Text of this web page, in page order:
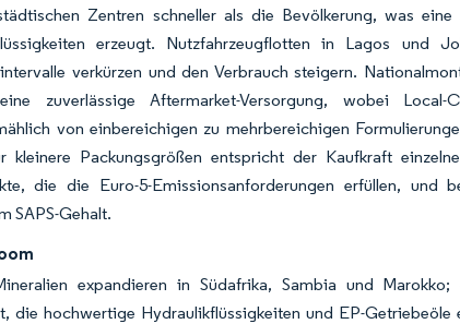
Zentren schneller als die Bevölkerung, was
erzeugt. Nutzfahrzeugflotten in Lagos und
verkürzen und den Verbrauch steigern.
zuverlässige Aftermarket-Versorgung, wobei Local-
von einbereichigen zu mehrbereichigen
Packungsgrößen entspricht der Kaufkraft
die die Euro-5-Emissionsanforderungen erfüllen, und
SAPS-Gehalt.
expandieren in Südafrika, Sambia und
die hochwertige Hydraulikflüssigkeiten und EP-Getriebeöle